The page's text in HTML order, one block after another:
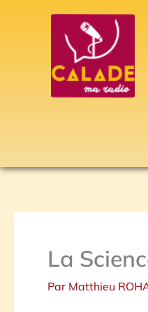
La
Par Matthieu